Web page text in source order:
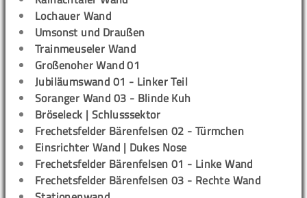
Lochauer Wand
Umsonst und Draußen
Trainmeuseler Wand
Großenoher Wand 01
Jubiläumswand 01 - Linker Teil
Soranger Wand 03 - Blinde Kuh
Bröseleck | Schlusssektor
Frechetsfelder Bärenfelsen 02 - Türmchen
Einsrichter Wand | Dukes Nose
Frechetsfelder Bärenfelsen 01 - Linke Wand
Frechetsfelder Bärenfelsen 03 - Rechte Wand